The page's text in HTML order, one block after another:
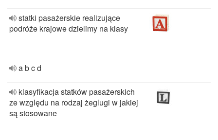
statki pasażerskie realizujące
podróże krajowe dzielimy na klasy
a b c d
klasyfikacja statków pasażerskich
ze względu na rodzaj żeglugi w jakiej
są stosowane